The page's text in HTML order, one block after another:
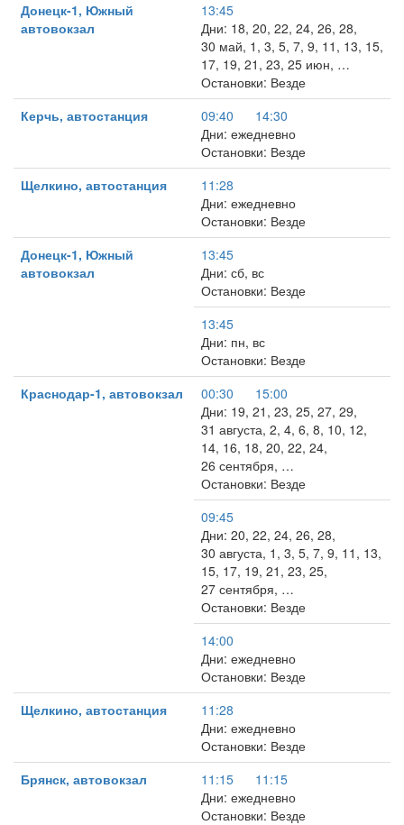
Донецк-1, Южный
автовокзал
13:45
Дни: 18, 20, 22, 24, 26, 28,
30 май, 1, 3, 5, 7, 9, 11, 13, 15,
17, 19, 21, 23, 25 июн, …
Остановки: Везде
Керчь, автостанция
09:40
14:30
Дни: ежедневно
Остановки: Везде
Щелкино, автостанция
11:28
Дни: ежедневно
Остановки: Везде
Донецк-1, Южный
автовокзал
13:45
Дни: сб, вс
Остановки: Везде
13:45
Дни: пн, вс
Остановки: Везде
Краснодар-1, автовокзал
00:30
15:00
Дни: 19, 21, 23, 25, 27, 29,
31 августа, 2, 4, 6, 8, 10, 12,
14, 16, 18, 20, 22, 24,
26 сентября, …
Остановки: Везде
09:45
Дни: 20, 22, 24, 26, 28,
30 августа, 1, 3, 5, 7, 9, 11, 13,
15, 17, 19, 21, 23, 25,
27 сентября, …
Остановки: Везде
14:00
Дни: ежедневно
Остановки: Везде
Щелкино, автостанция
11:28
Дни: ежедневно
Остановки: Везде
Брянск, автовокзал
11:15
11:15
Дни: ежедневно
Остановки: Везде